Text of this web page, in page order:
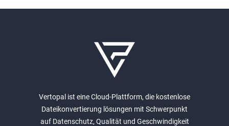
Vertopal ist eine Cloud-Plattform, die kostenlose
Dateikonvertierung lösungen mit Schwerpunkt
auf Datenschutz, Qualität und Geschwindigkeit